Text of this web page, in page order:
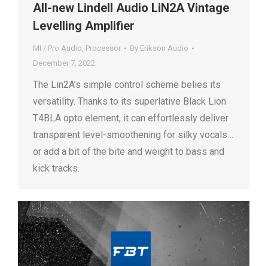
All-new Lindell Audio LiN2A Vintage
Levelling Amplifier
MI / Pro Audio, Processor By Erikson Audio
December 7, 2022
The Lin2A’s simple control scheme belies its
versatility. Thanks to its superlative Black Lion
T4BLA opto element, it can effortlessly deliver
transparent level-smoothening for silky vocals…
or add a bit of the bite and weight to bass and
kick tracks.